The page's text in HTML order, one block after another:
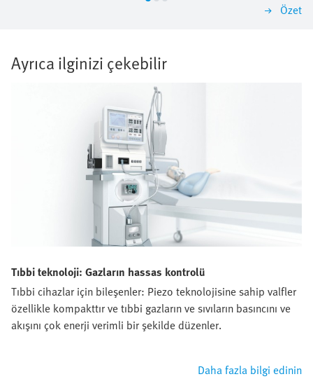
Özet
Ayrıca ilginizi çekebilir
Tıbbi teknoloji: Gazların hassas kontrolü
Tıbbi cihazlar için bileşenler: Piezo teknolojisine sahip valfler
özellikle kompakttır ve tıbbi gazların ve sıvıların basıncını ve
akışını çok enerji verimli bir şekilde düzenler.
Daha fazla bilgi edinin